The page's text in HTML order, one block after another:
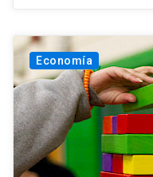
Economía